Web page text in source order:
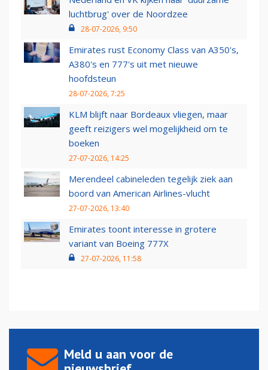
luchtbrug' over de Noordzee
28-07-2026, 9:50
Emirates rust Economy Class van A350's,
A380's en 777's uit met nieuwe
hoofdsteun
28-07-2026, 7:25
KLM blijft naar Bordeaux vliegen, maar
geeft reizigers wel mogelijkheid om te
boeken
27-07-2026, 14:25
Merendeel cabineleden tegelijk ziek aan
boord van American Airlines-vlucht
27-07-2026, 13:40
Emirates toont interesse in grotere
variant van Boeing 777X
27-07-2026, 11:58
Meld u aan voor de